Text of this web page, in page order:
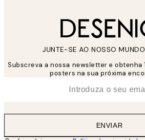
JUNTE-SE AO NOSSO
Subscreva a nossa newsletter e obtenha
posters na sua próxima
ENVIAR